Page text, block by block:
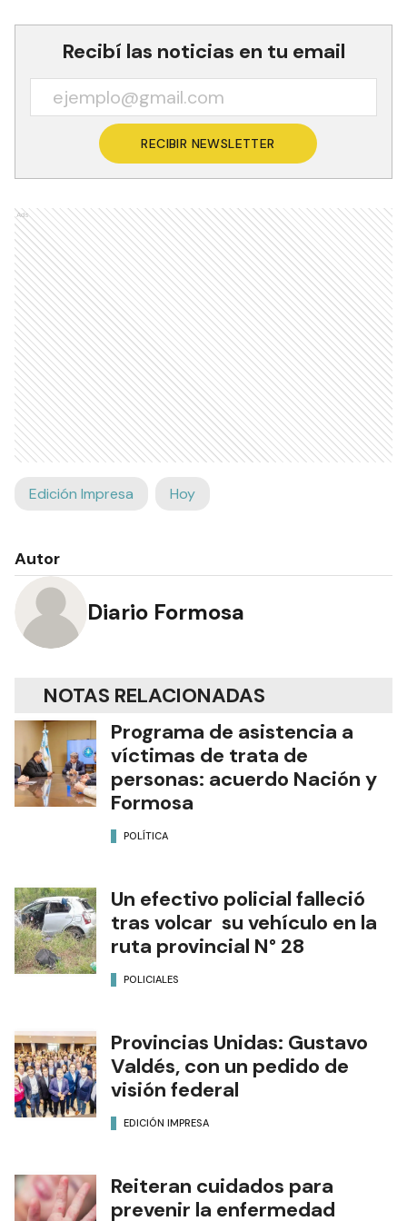
Recibí las noticias en tu email
RECIBIR NEWSLETTER
Ads
Edición Impresa Hoy
Autor
Diario Formosa
NOTAS RELACIONADAS
Programa de asistencia a
víctimas de trata de
personas: acuerdo Nación y
Formosa
POLÍTICA
Un efectivo policial falleció
tras volcar su vehículo en la
ruta provincial N° 28
POLICIALES
Provincias Unidas: Gustavo
Valdés, con un pedido de
visión federal
EDICIÓN IMPRESA
Reiteran cuidados para
prevenir la enfermedad